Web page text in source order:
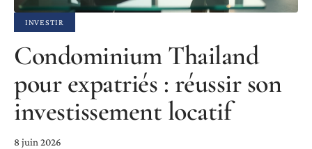
INVESTIR
Condominium Thailand
pour expatriés : réussir son
investissement locatif
8 juin 2026